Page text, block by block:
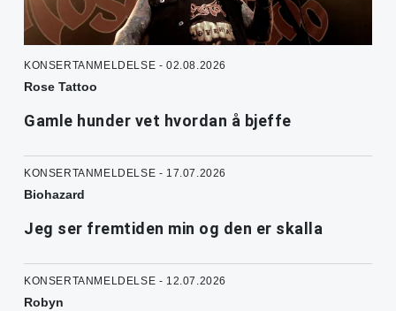
KONSERTANMELDELSE - 02.08.2026
Rose Tattoo
Gamle hunder vet hvordan å bjeffe
KONSERTANMELDELSE - 17.07.2026
Biohazard
Jeg ser fremtiden min og den er skalla
KONSERTANMELDELSE - 12.07.2026
Robyn